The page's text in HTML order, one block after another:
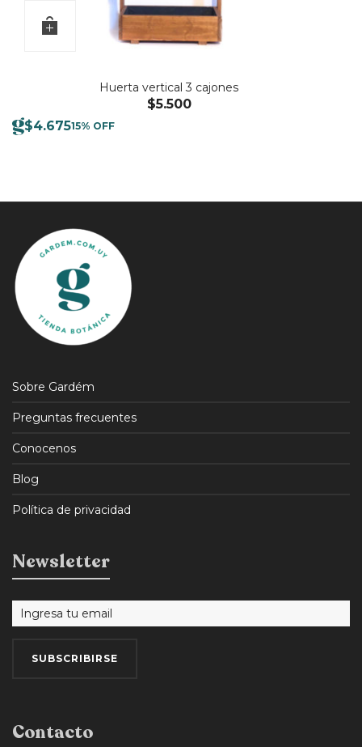
Huerta vertical 3 cajones
$5.500
$4.67515% OFF
Sobre Gardém
Preguntas frecuentes
Conocenos
Blog
Política de privacidad
Newsletter
Contacto